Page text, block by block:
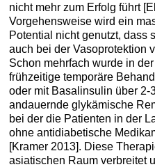
nicht mehr zum Erfolg führt
Vorgehensweise wird ein
Potential nicht genutzt, dass
auch bei der Vasoprotektion
Schon mehrfach wurde in
frühzeitige temporäre
oder mit Basalinsulin über 2-
andauernde glykämische
bei der die Patienten in der
ohne antidiabetische
[Kramer 2013]. Diese
asiatischen Raum verbreitet